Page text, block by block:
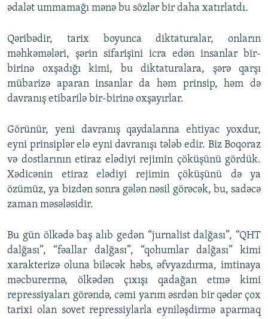
ədalət ummamağı mənə bu sözlər bir daha xatırlatdı.
Qəribədir, tarix boyunca diktaturalar, onların
məhkəmələri, şərin sifarişini icra edən insanlar bir-
birinə oxşadığı kimi, bu diktaturalara, şərə qarşı
mübarizə aparan insanlar da həm prinsip, həm də
davranış etibarilə bir-birinə oxşayırlar.
Görünür, yeni davranış qaydalarına ehtiyac yoxdur,
eyni prinsiplər elə eyni davranışı tələb edir. Biz Boqoraz
və dostlarının etiraz elədiyi rejimin çöküşünü gördük.
Xədicənin etiraz elədiyi rejimin çöküşünü də ya
özümüz, ya bizdən sonra gələn nəsil görəcək, bu, sadəcə
zaman məsələsidir.
Bu gün ölkədə baş alıb gedən “jurnalist dalğası”, “QHT
dalğası”, “fəallar dalğası”, “qohumlar dalğası” kimi
xarakterizə oluna biləcək həbs, əfvyazdırma, imtinaya
məcburermə, ölkədən çıxışı qadağan etmə kimi
repressiyaları görəndə, cəmi yarım əsrdən bir qədər çox
tarixi olan sovet repressiylarla eyniləşdirmə aparmaq